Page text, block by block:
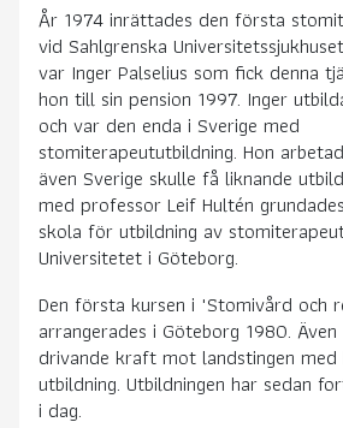
År 1974 inrättades den första
vid Sahlgrenska
var Inger Palselius som fick denna
hon till sin pension 1997. Inger
och var den enda i Sverige med
stomiterapeututbildning. Hon
även Sverige skulle få liknande
med professor Leif Hultén
skola för utbildning av
Universitetet i Göteborg.
Den första kursen i "Stomivård och
arrangerades i Göteborg 1980.
drivande kraft mot landstingen
utbildning. Utbildningen har sedan
i dag.